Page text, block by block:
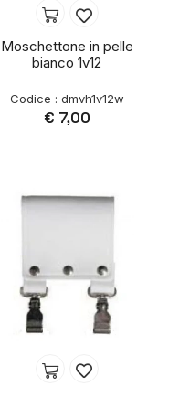
Moschettone in pelle
bianco 1v12
Codice : dmvh1v12w
€ 7,00